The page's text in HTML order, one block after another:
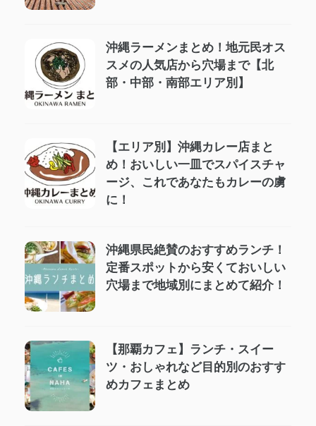
沖縄ラーメンまとめ！地元民オス
スメの人気店から穴場まで【北
部・中部・南部エリア別】
【エリア別】沖縄カレー店まと
め！おいしい一皿でスパイスチャ
ージ、これであなたもカレーの虜
に！
沖縄県民絶賛のおすすめランチ！
定番スポットから安くておいしい
穴場まで地域別にまとめて紹介！
【那覇カフェ】ランチ・スイー
ツ・おしゃれなど目的別のおすす
めカフェまとめ